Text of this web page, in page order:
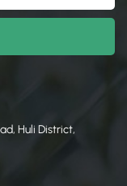
y eficiente a largo
Huli District,